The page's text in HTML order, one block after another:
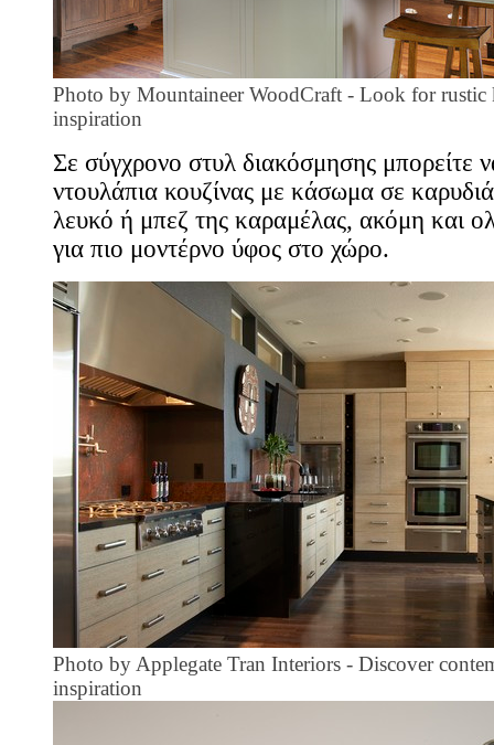
Photo by Mountaineer WoodCraft - Look for rustic
inspiration
Σε σύγχρονο στυλ διακόσμησης μπορείτε
ντουλάπια κουζίνας με κάσωμα σε
λευκό ή μπεζ της καραμέλας, ακόμη και
για πιο μοντέρνο ύφος στο χώρο.
Photo by Applegate Tran Interiors - Discover
inspiration